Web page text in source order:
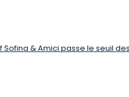
Sofina & Amici passe le seuil